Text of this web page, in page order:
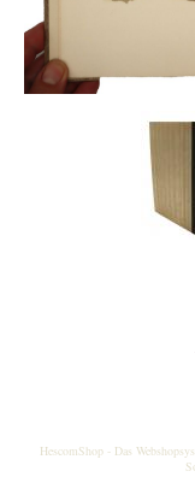
HescomShop- Das